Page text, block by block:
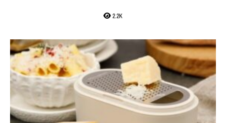
2.2K